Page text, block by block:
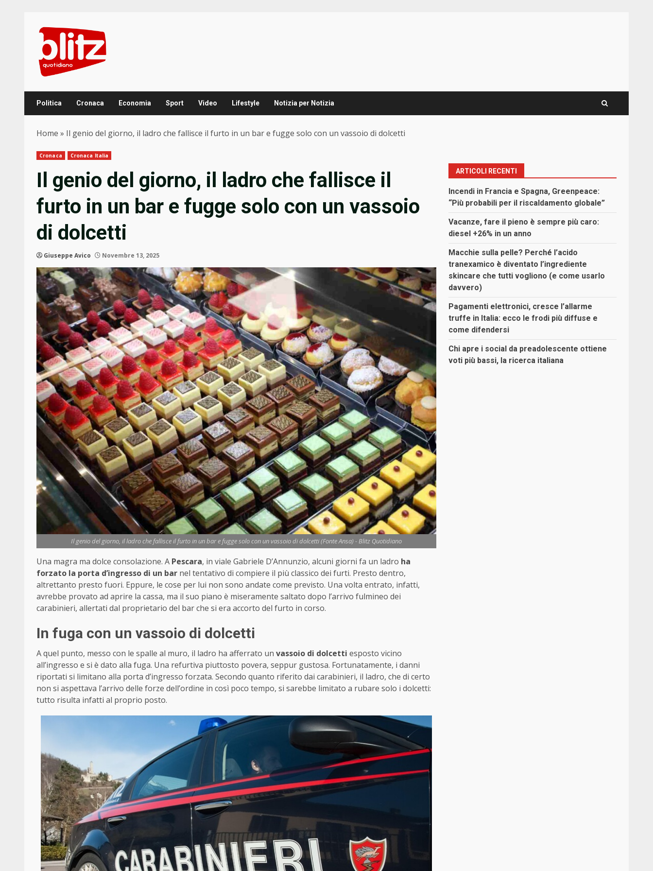
content
Politica Cronaca Economia Sport Video Lifestyle Notizia per Notizia
Home » Il genio del giorno, il ladro che fallisce il furto in un bar e fugge solo con un vassoio di dolcetti
Cronaca Cronaca Italia
Il genio del giorno, il ladro che fallisce il
furto in un bar e fugge solo con un vassoio
di dolcetti
Giuseppe Avico Novembre 13, 2025
Il genio del giorno, il ladro che fallisce il furto in un bar e fugge solo con un vassoio di dolcetti (Fonte Ansa) - Blitz Quotidiano
Una magra ma dolce consolazione. A Pescara, in viale Gabriele D’Annunzio, alcuni giorni fa un ladro ha
forzato la porta d’ingresso di un bar nel tentativo di compiere il più classico dei furti. Presto dentro,
altrettanto presto fuori. Eppure, le cose per lui non sono andate come previsto. Una volta entrato, infatti,
avrebbe provato ad aprire la cassa, ma il suo piano è miseramente saltato dopo l’arrivo fulmineo dei
carabinieri, allertati dal proprietario del bar che si era accorto del furto in corso.
In fuga con un vassoio di dolcetti
A quel punto, messo con le spalle al muro, il ladro ha afferrato un vassoio di dolcetti esposto vicino
all’ingresso e si è dato alla fuga. Una refurtiva piuttosto povera, seppur gustosa. Fortunatamente, i danni
riportati si limitano alla porta d’ingresso forzata. Secondo quanto riferito dai carabinieri, il ladro, che di certo
non si aspettava l’arrivo delle forze dell’ordine in così poco tempo, si sarebbe limitato a rubare solo i dolcetti:
tutto risulta infatti al proprio posto.
ARTICOLI RECENTI
Incendi in Francia e Spagna, Greenpeace:
“Più probabili per il riscaldamento globale”
Vacanze, fare il pieno è sempre più caro:
diesel +26% in un anno
Macchie sulla pelle? Perché l’acido
tranexamico è diventato l’ingrediente
skincare che tutti vogliono (e come usarlo
davvero)
Pagamenti elettronici, cresce l’allarme
truffe in Italia: ecco le frodi più diffuse e
come difendersi
Chi apre i social da preadolescente ottiene
voti più bassi, la ricerca italiana